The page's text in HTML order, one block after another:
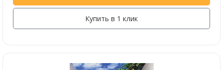
Купить в 1 клик